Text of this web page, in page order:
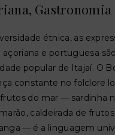
Gastronomia
étnica, as
açoriana e portuguesa
popular de Itajaí. O
constante no folclore
do mar — sardinha
caldeirada de
— é a linguagem